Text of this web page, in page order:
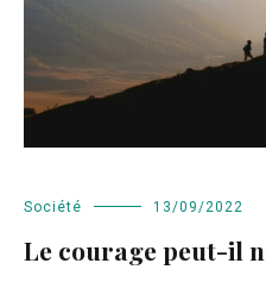
Société 13/09/2022
Le courage peut-il